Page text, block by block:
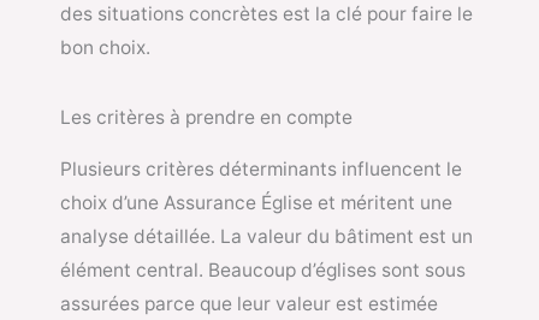
des situations concrètes est la clé pour faire le
bon choix.
Les critères à prendre en compte
Plusieurs critères déterminants influencent le
choix d’une Assurance Église et méritent une
analyse détaillée. La valeur du bâtiment est un
élément central. Beaucoup d’églises sont sous
assurées parce que leur valeur est estimée